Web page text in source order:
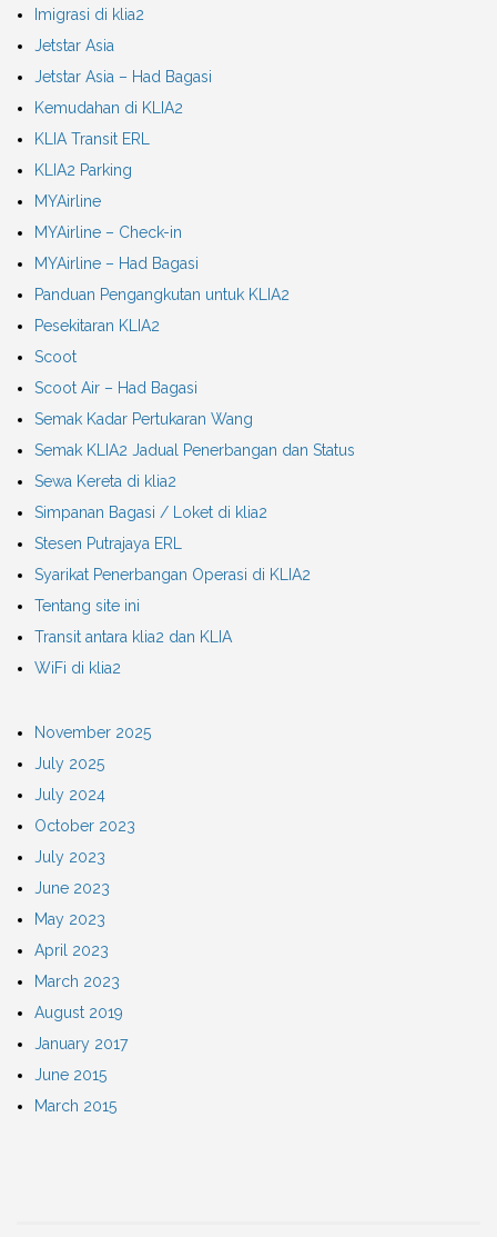
Imigrasi di klia2
Jetstar Asia
Jetstar Asia – Had Bagasi
Kemudahan di KLIA2
KLIA Transit ERL
KLIA2 Parking
MYAirline
MYAirline – Check-in
MYAirline – Had Bagasi
Panduan Pengangkutan untuk KLIA2
Pesekitaran KLIA2
Scoot
Scoot Air – Had Bagasi
Semak Kadar Pertukaran Wang
Semak KLIA2 Jadual Penerbangan dan Status
Sewa Kereta di klia2
Simpanan Bagasi / Loket di klia2
Stesen Putrajaya ERL
Syarikat Penerbangan Operasi di KLIA2
Tentang site ini
Transit antara klia2 dan KLIA
WiFi di klia2
November 2025
July 2025
July 2024
October 2023
July 2023
June 2023
May 2023
April 2023
March 2023
August 2019
January 2017
June 2015
March 2015